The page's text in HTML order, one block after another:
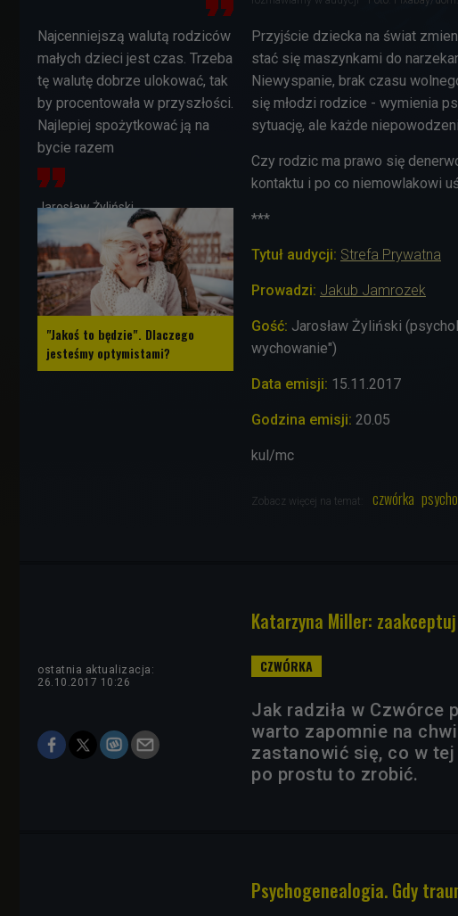
Jarosław Żyliński
Najcenniejszą walutą rodziców
małych dzieci jest czas. Trzeba
tę walutę dobrze ulokować, tak
by procentowała w przyszłości.
Najlepiej spożytkować ją na
bycie razem
Przyjście dziecka na świat
stać się maszynkami do
Niewyspanie, brak czasu
się młodzi rodzice - wymienia
sytuację, ale każde
Czy rodzic ma prawo się
kontaktu i po co niemowlakowi
"Jakoś to będzie". Dlaczego
jesteśmy optymistami?
***
Tytuł audycji: Strefa Prywatna
Prowadzi: Jakub Jamrozek
Gość: Jarosław Żyliński
wychowanie")
Data emisji: 15.11.2017
Godzina emisji: 20.05
kul/mc
Zobacz więcej na temat: czwórka
Katarzyna Miller:
ostatnia aktualizacja:
26.10.2017 10:26
Jak radziła w Czwórce
warto zapomnie na
zastanowić się, co w
po prostu to zrobić.
Psychogenealogia. Gdy